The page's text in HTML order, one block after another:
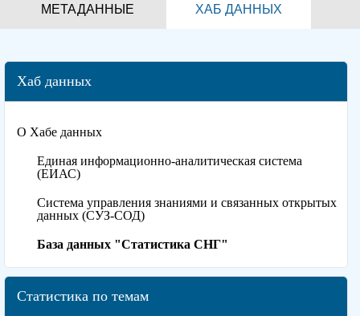
МЕТАДАННЫЕ ХАБ ДАННЫХ
Хаб данных
О Хабе данных
Единая информационно-аналитическая система
(ЕИАС)
Система управления знаниями и связанных открытых
данных (СУЗ-СОД)
База данных "Статистика СНГ"
Статистика по темам